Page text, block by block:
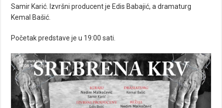
Samir Karić. Izvršni producent je Edis Babajić, a dramaturg
Kemal Bašić.
Početak predstave je u 19:00 sati.